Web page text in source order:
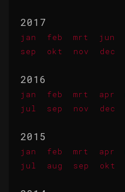
2017
jan feb mrt jun
sep
okt nov dec
2016
jan feb mrt apr
jul
sep nov dec
2015
jan feb mrt apr
jul
aug sep okt